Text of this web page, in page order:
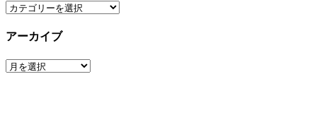
カ
ゴ
ー
アーカイブ
ア